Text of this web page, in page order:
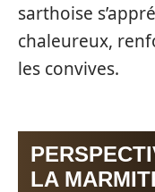
sarthoise
chaleureux,
les convives.
LA